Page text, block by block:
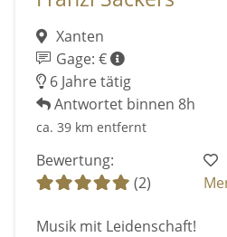
Xanten
Gage: €
6 Jahre tätig
Antwortet binnen 8h
ca. 39 km entfernt
Bewertung:
(2)
Musik mit Leidenschaft!